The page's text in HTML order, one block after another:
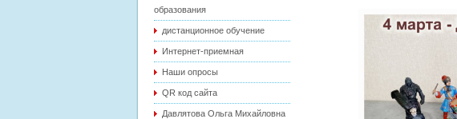
образования
дистанционное обучение
Интернет-приемная
Наши опросы
QR код сайта
Давлятова Ольга Михайловна